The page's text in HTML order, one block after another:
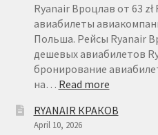
Ryanair Вроцлав от 63
авиабилеты
Польша. Рейсы Ryanair
дешевых авиабилетов
бронирование
на… Read more:
ВРОЦЛАВ
RYANAIR КРАКОВ
April 10, 2026